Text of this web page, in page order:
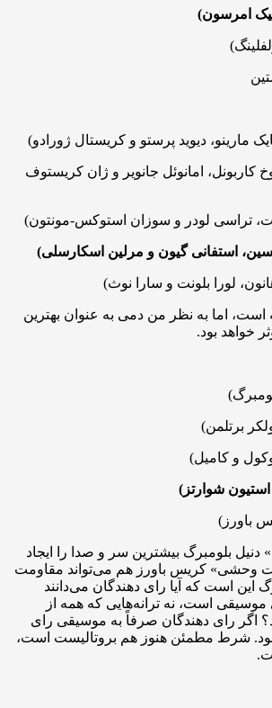
امرسون)
مارینو، دیوید پرستو و کریستال ژورادو)
کاربونل، امانوئل جانویر و ژان کریستوف
تراسی لودر و سوزان استوکس-مونتون)
استفانی گیون و مرلین اسکارسلی)
لورا بلونت و سارا نوث)
است، اما به نظر من دمی به عنوان بهترین
خواهد بود.
برتلمن)
و کامیل)
شوارتز)
باورز)
بلومبرگ بیشترین سر و صدا را ایجاد
وحشی» کریس باورز هم می‌تواند مقاومت
این است که آیا رای دهندگان می‌دانند
است، نه ترانه‌هایی که همه از
اگر رای دهندگان صرفاً به موسیقی رای
شرط مطمئن هنوز هم بروتالیست است،